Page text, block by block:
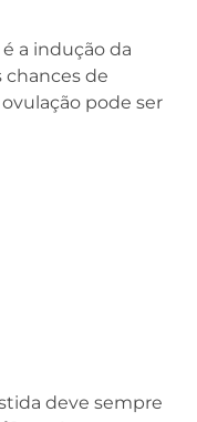
a indução da
chances de
pode ser
deve sempre